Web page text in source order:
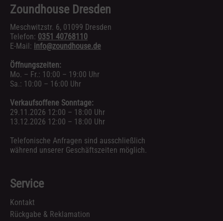
Zoundhouse Dresden
Meschwitzstr. 6, 01099 Dresden
Telefon: 0351 40768110
E-Mail: info@zoundhouse.de
Öffnungszeiten:
Mo. – Fr.: 10:00 – 19:00 Uhr
Sa.: 10:00 – 16:00 Uhr
Verkaufsoffene Sonntage:
29.11.2026 12:00 – 18:00 Uhr
13.12.2026 12:00 – 18:00 Uhr
Telefonische Anfragen sind ausschließlich
während unserer Geschäftszeiten möglich.
Service
Kontakt
Rückgabe & Reklamation